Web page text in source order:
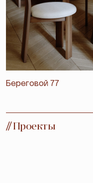
Береговой 77
// Проекты